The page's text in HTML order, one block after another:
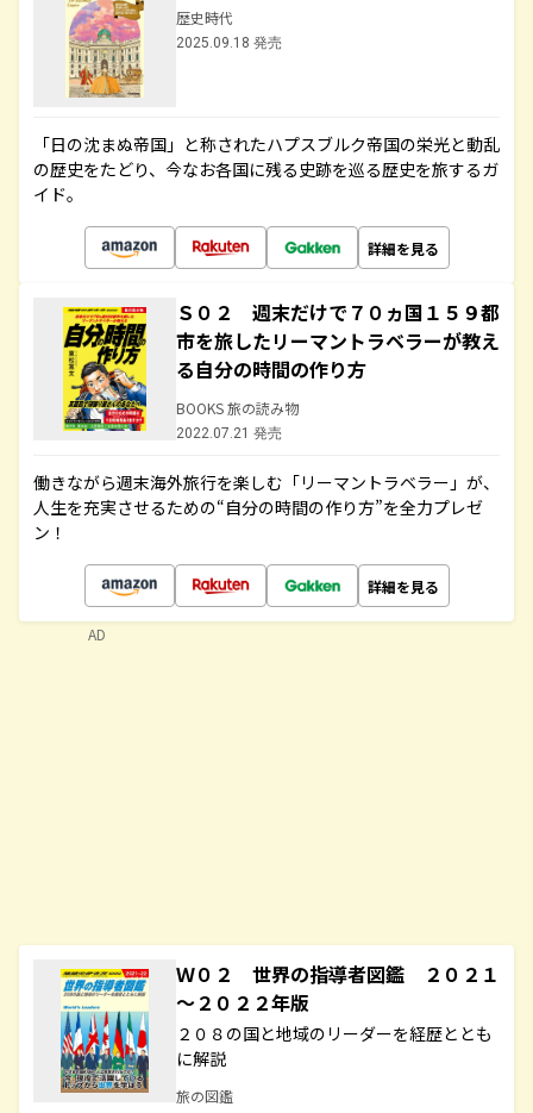
歴史時代
2025.09.18 発売
「日の沈まぬ帝国」と称されたハプスブルク帝国の栄光と動乱
の歴史をたどり、今なお各国に残る史跡を巡る歴史を旅するガ
イド。
詳細を見る
Ｓ０２ 週末だけで７０ヵ国１５９都
市を旅したリーマントラベラーが教え
る自分の時間の作り方
BOOKS 旅の読み物
2022.07.21 発売
働きながら週末海外旅行を楽しむ「リーマントラベラー」が、
人生を充実させるための“自分の時間の作り方”を全力プレゼ
ン！
詳細を見る
Ｗ０２ 世界の指導者図鑑 ２０２１
～２０２２年版
２０８の国と地域のリーダーを経歴ととも
に解説
旅の図鑑
AD